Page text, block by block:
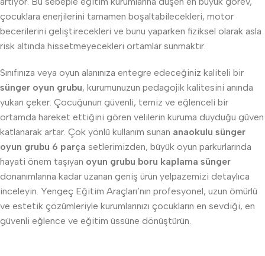
çocuklara enerjilerini tamamen boşaltabilecekleri, motor
becerilerini geliştirecekleri ve bunu yaparken fiziksel olarak asla
risk altında hissetmeyecekleri ortamlar sunmaktır.
Sınıfınıza veya oyun alanınıza entegre edeceğiniz kaliteli bir
sünger oyun grubu, kurumunuzun pedagojik kalitesini anında
yukarı çeker. Çocuğunun güvenli, temiz ve eğlenceli bir
ortamda hareket ettiğini gören velilerin kuruma duyduğu güven
katlanarak artar. Çok yönlü kullanım sunan anaokulu sünger
oyun grubu 6 parça setlerimizden, büyük oyun parkurlarında
hayati önem taşıyan oyun grubu boru kaplama sünger
donanımlarına kadar uzanan geniş ürün yelpazemizi detaylıca
inceleyin. Yengeç Eğitim Araçları’nın profesyonel, uzun ömürlü
ve estetik çözümleriyle kurumlarınızı çocukların en sevdiği, en
güvenli eğlence ve eğitim üssüne dönüştürün.